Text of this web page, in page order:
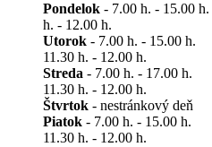
Pondelok - 7.00 h. - 15.00
h. - 12.00 h.
Utorok - 7.00 h. - 15.00
11.30 h. - 12.00 h.
Streda - 7.00 h. - 17.00
11.30 h. - 12.00 h.
Štvrtok - nestránkový deň
Piatok - 7.00 h. - 15.00
11.30 h. - 12.00 h.